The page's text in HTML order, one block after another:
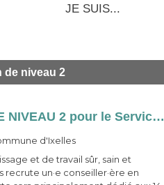
JE SUIS...
de niveau 2
UN.E CONSEILLER.E EN PRÉVENTION DE NIVEAU 2 pour le Service Interne pour la Prévention et la Protection au Travail - Bachelor - CDI -Temps plein
d'Ixelles
et de travail sûr, sain et
un·e conseiller·ère en